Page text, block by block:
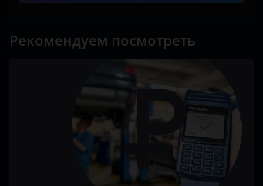
Рекомендуем посмотреть